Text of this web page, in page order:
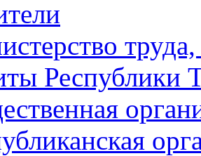
Республики